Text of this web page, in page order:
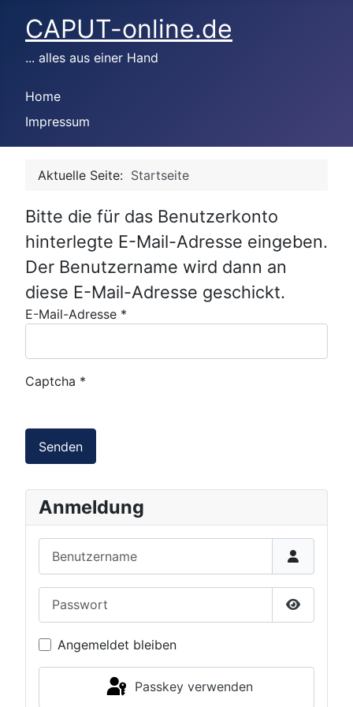
CAPUT-online.de
... alles aus einer Hand
Home
Impressum
Aktuelle Seite: Startseite
Bitte die für das Benutzerkonto
hinterlegte E-Mail-Adresse eingeben.
Der Benutzername wird dann an
diese E-Mail-Adresse geschickt.
E-Mail-Adresse *
Captcha *
Senden
Anmeldung
Passwort
Angemeldet bleiben
Passkey verwenden